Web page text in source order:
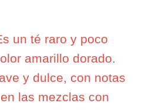
un té raro y poco
amarillo dorado.
y dulce, con notas
las mezclas con